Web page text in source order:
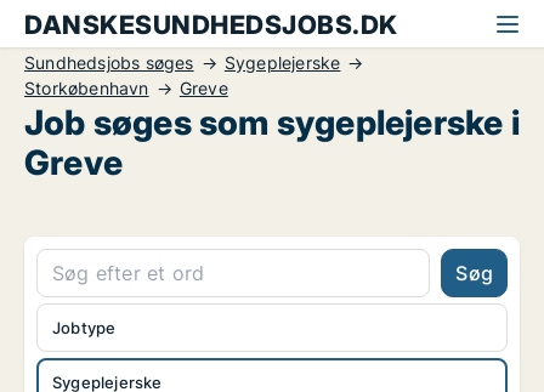
DANSKESUNDHEDSJOBS.DK
Sundhedsjobs søges
Sygeplejerske
Storkøbenhavn
Greve
Job søges som sygeplejerske i
Greve
Søg
Sygeplejerske
Jobtype